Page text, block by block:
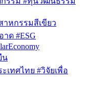
าหกรรมสีเขียว
ด #ESG
น
ะเทศไทย #วิจัยเพื่อ